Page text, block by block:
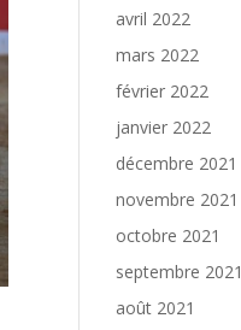
avril 2022
mars 2022
février 2022
janvier 2022
décembre 2021
novembre 2021
octobre 2021
septembre 2021
août 2021